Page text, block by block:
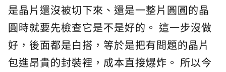
是晶片還沒被切下來、還是一整片圓圓的晶
圓時就要先檢查它是不是好的。 這一步沒做
好，後面都是白搭，等於是把有問題的晶片
包進昂貴的封裝裡，成本直接爆炸。 所以今